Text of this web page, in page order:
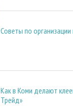
Советы по
Как в Коми делают
Трейд»